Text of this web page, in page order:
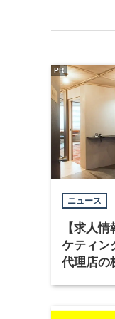
ニュース
【求人
ケティン
代理店の
PR